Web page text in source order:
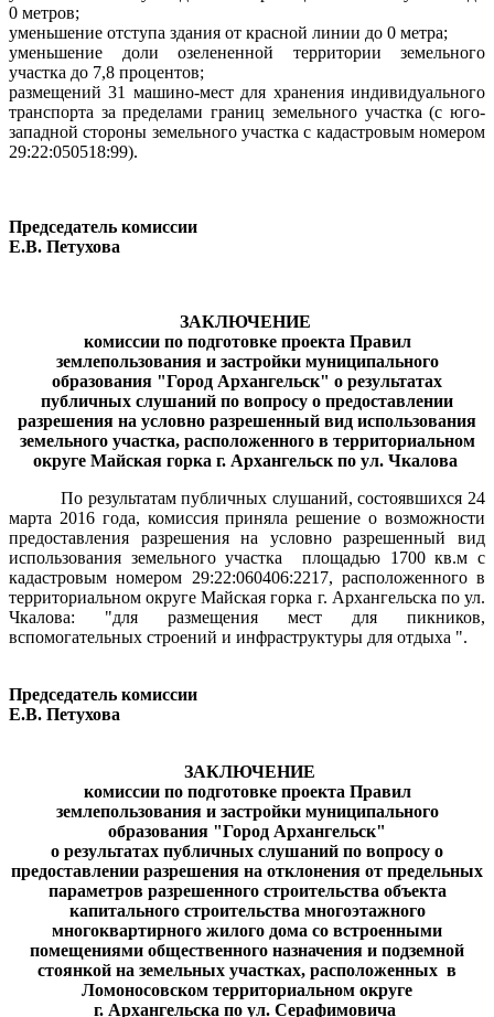
0 метров;
уменьшение отступа здания от красной линии до 0 метра;
уменьшение доли озелененной территории земельного
участка до 7,8 процентов;
размещений 31 машино-мест для хранения индивидуального
транспорта за пределами границ земельного участка (с юго-
западной стороны земельного участка с кадастровым номером
29:22:050518:99).
Председатель комиссии
Е.В. Петухова
ЗАКЛЮЧЕНИЕ
комиссии по подготовке проекта Правил
землепользования и застройки муниципального
образования "Город Архангельск" о результатах
публичных слушаний по вопросу о предоставлении
разрешения на условно разрешенный вид использования
земельного участка, расположенного в территориальном
округе Майская горка г. Архангельск по ул. Чкалова
По результатам публичных слушаний, состоявшихся 24
марта 2016 года, комиссия приняла решение о возможности
предоставления разрешения на условно разрешенный вид
использования земельного участка
площадью 1700 кв.м с
кадастровым номером 29:22:060406:2217, расположенного в
территориальном округе Майская горка г. Архангельска по ул.
Чкалова: "для размещения мест для пикников,
вспомогательных строений и инфраструктуры для отдыха ".
Председатель комиссии
Е.В. Петухова
ЗАКЛЮЧЕНИЕ
комиссии по подготовке проекта Правил
землепользования и застройки муниципального
образования "Город Архангельск"
о результатах публичных слушаний по вопросу о
предоставлении разрешения на отклонения от предельных
параметров разрешенного строительства объекта
капитального строительства многоэтажного
многоквартирного жилого дома со встроенными
помещениями общественного назначения и подземной
стоянкой на земельных участках, расположенных в
Ломоносовском территориальном округе
г. Архангельска по ул. Серафимовича